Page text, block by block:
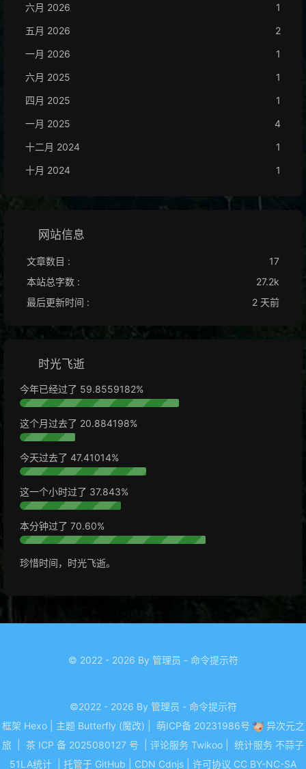
六月 2026
1
五月 2026
2
一月 2026
1
六月 2025
1
四月 2025
1
一月 2025
4
十二月 2024
1
十月 2024
1
网站信息
文章数目 :
17
本站总字数 :
27.2k
最后更新时间 :
2 天前
时光飞逝
今年已经过了 59.8559192%
这个月过去了 20.884209%
今天过去了 47.41049%
这一个小时过了 37.852%
本分钟过了 71.11%
珍惜时间，时光飞逝。
© 2022 - 2026 By 管理员 - 命令提示符
©2022 - 2026 By 管理员 - 命令提示符
框架 Hexo 主题 Butterfly (魔改) 萌ICP备 20231986号
异次元之
旅
茶 ICP 备 2025080127 号 评论服务 Twikoo 统计服务 不蒜子
51LA统计
托管于 GitHub CDN Cdnjs 许可协议 CC BY-NC-SA